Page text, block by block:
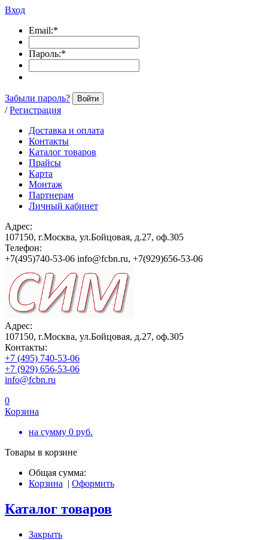
Вход
Email:*
Пароль:*
Забыли пароль? Войти
/ Регистрация
Доставка и оплата
Контакты
Каталог товаров
Прайсы
Карта
Монтаж
Партнерам
Личный кабинет
Адрес:
107150, г.Москва, ул.Бойцовая, д.27, оф.305
Телефон:
+7(495)740-53-06 info@fcbn.ru, +7(929)656-53-06
Адрес:
107150, г.Москва, ул.Бойцовая, д.27, оф.305
Контакты:
+7 (495) 740-53-06
+7 (929) 656-53-06
info@fcbn.ru
0
Корзина
на сумму 0 руб.
Товары в корзине
Общая сумма:
Корзина | Оформить
Каталог товаров
Закрыть